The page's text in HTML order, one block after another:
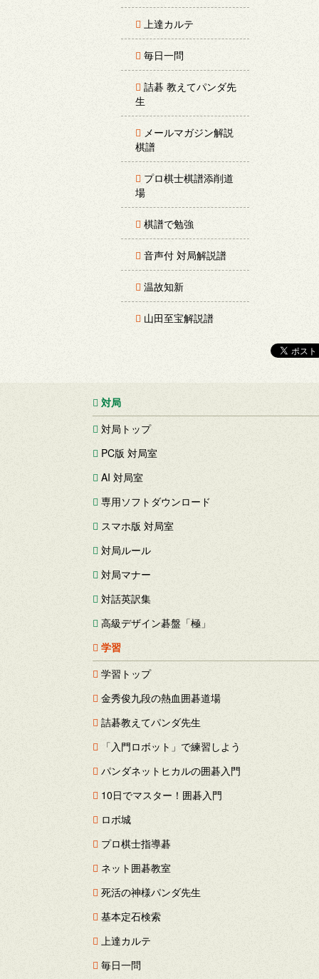
上達カルテ
毎日一問
詰碁 教えてパンダ先
生
メールマガジン解説
棋譜
プロ棋士棋譜添削道
場
棋譜で勉強
音声付 対局解説譜
温故知新
山田至宝解説譜
対局
対局トップ
PC版 対局室
AI 対局室
専用ソフトダウンロード
スマホ版 対局室
対局ルール
対局マナー
対話英訳集
高級デザイン碁盤「極」
学習
学習トップ
金秀俊九段の熱血囲碁道場
詰碁教えてパンダ先生
「入門ロボット」で練習しよう
パンダネットヒカルの囲碁入門
10日でマスター！囲碁入門
ロボ城
プロ棋士指導碁
ネット囲碁教室
死活の神様パンダ先生
基本定石検索
上達カルテ
毎日一問